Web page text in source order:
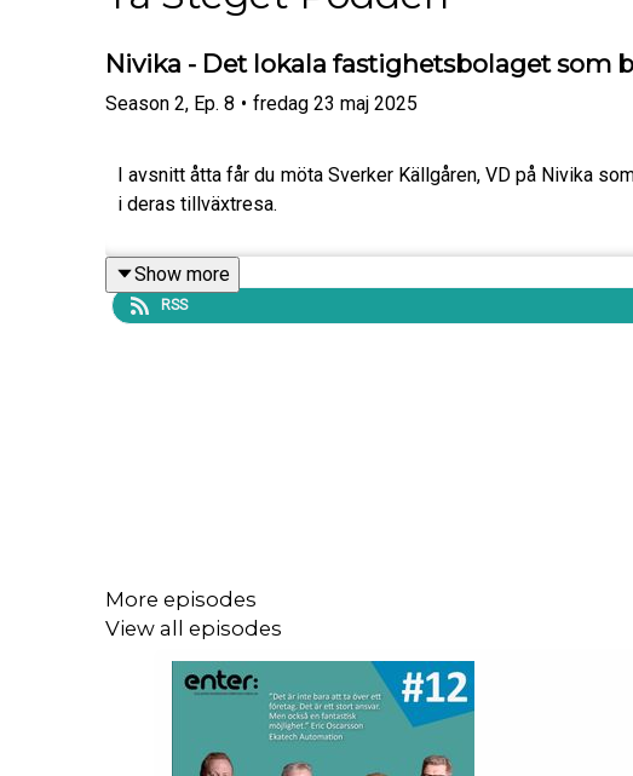
Nivika - Det lokala fastighetsbolaget som
Season 2, Ep. 8 • fredag 23 maj 2025
I avsnitt åtta får du möta Sverker Källgåren, VD på Nivika
i deras tillväxtresa.
Show more
RSS
More episodes
View all episodes